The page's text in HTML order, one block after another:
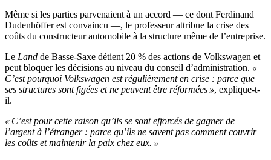
Même si les parties parvenaient à un accord — ce dont Ferdinand
Dudenhöffer est convaincu —, le professeur attribue la crise des
coûts du constructeur automobile à la structure même de l’entreprise.
Le Land de Basse-Saxe détient 20 % des actions de Volkswagen et
peut bloquer les décisions au niveau du conseil d’administration. «
C’est pourquoi Volkswagen est régulièrement en crise : parce que
ses structures sont figées et ne peuvent être réformées », explique-t-
il.
« C’est pour cette raison qu’ils se sont efforcés de gagner de
l’argent à l’étranger : parce qu’ils ne savent pas comment couvrir
les coûts et maintenir la paix chez eux. »